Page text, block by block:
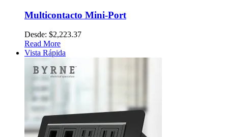
Multicontacto Mini-Port
Desde: $2,223.37
Read More
Vista Rápida